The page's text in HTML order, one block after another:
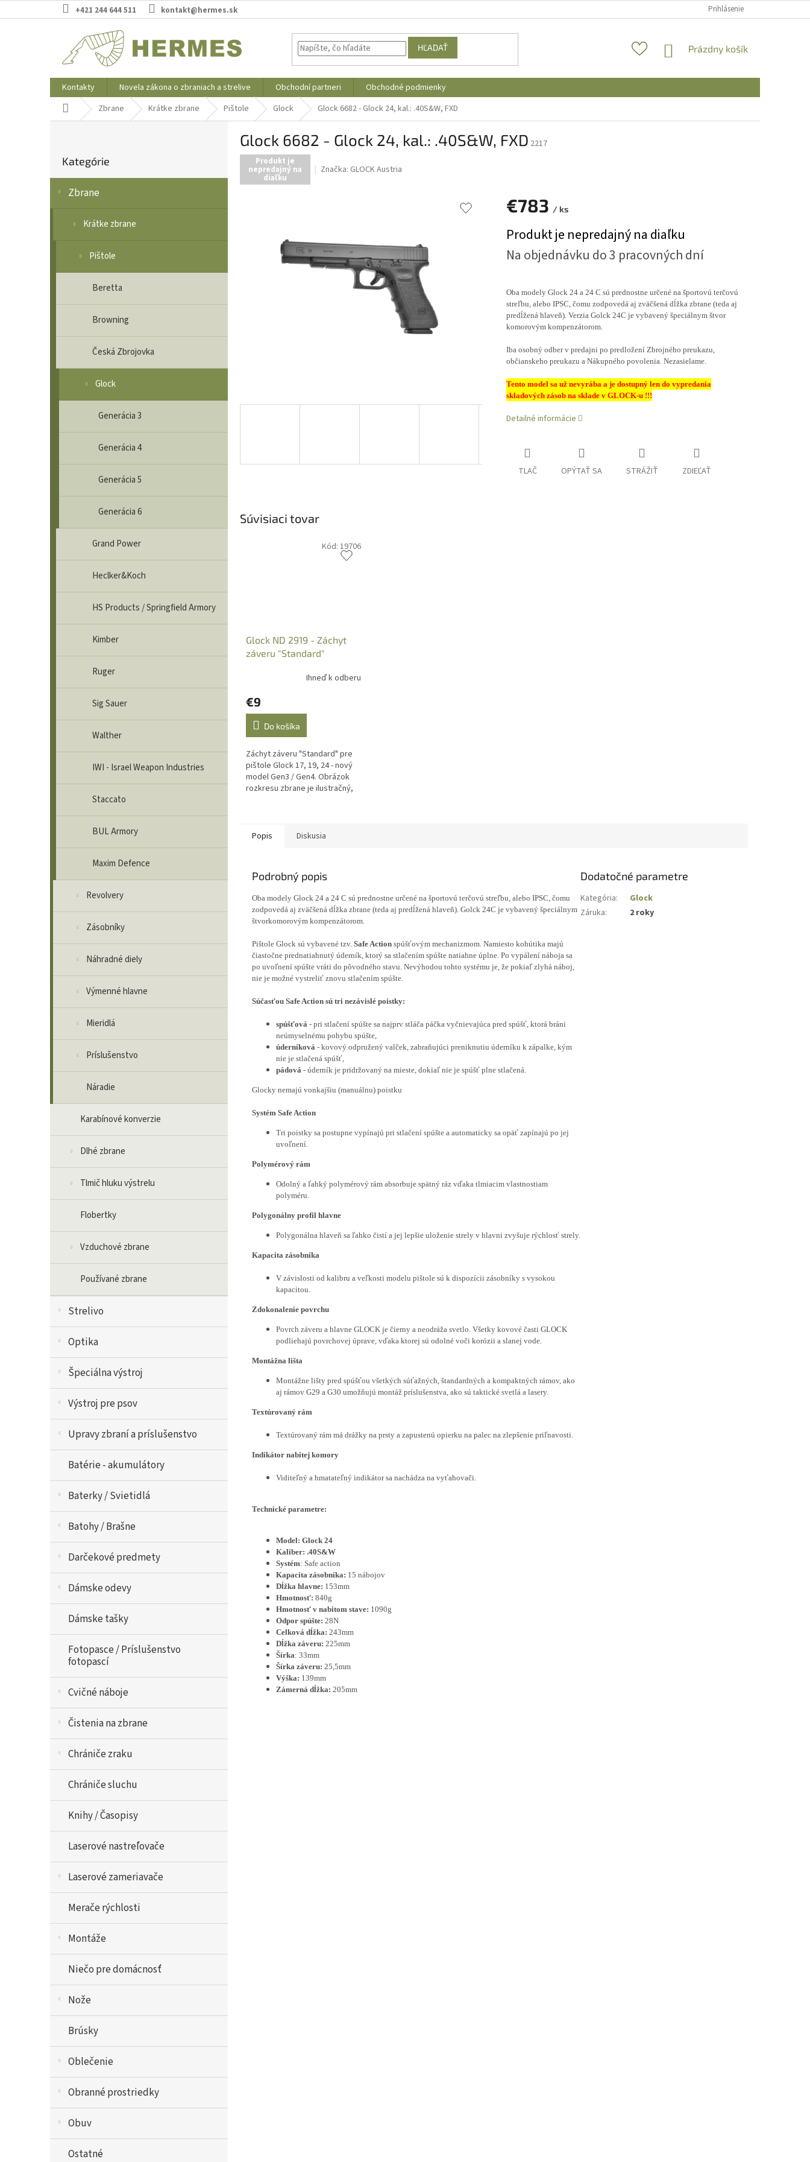
na
+421 244 644 511 kontakt@hermes.sk Prihlásenie
HĽADAŤ
NÁKUPNÝ
Prázdny košík
Kontakty Novela zákona o zbraniach a strelive Obchodní partneri
Obchodné podmienky
Domov Zbrane Krátke zbrane Pištole Glock Glock 6682 - Glock 24, kal.: .40S&W, FXD
ý
a
kategórie
Kategórie
Zbrane
Krátke zbrane
Pištole
Beretta
Browning
Česká Zbrojovka
Glock
Generácia 3
Generácia 4
Generácia 5
Generácia 6
Grand Power
Heclker&Koch
HS Products / Springfield Armory
Kimber
Ruger
Sig Sauer
Walther
IWI - Israel Weapon Industries
Staccato
BUL Armory
Maxim Defence
Revolvery
Zásobníky
Náhradné diely
Výmenné hlavne
Mieridlá
Príslušenstvo
Náradie
Karabínové konverzie
Dlhé zbrane
Tlmič hluku výstrelu
Flobertky
Vzduchové zbrane
Používané zbrane
Strelivo
Optika
Špeciálna výstroj
Výstroj pre psov
Upravy zbraní a príslušenstvo
Batérie - akumulátory
Baterky / Svietidlá
Batohy / Brašne
Darčekové predmety
Dámske odevy
Dámske tašky
Fotopasce / Príslušenstvo
fotopascí
Cvičné náboje
Čistenia na zbrane
Chrániče zraku
Chrániče sluchu
Knihy / Časopisy
Laserové nastreľovače
Laserové zameriavače
Merače rýchlosti
Montáže
Niečo pre domácnosť
Nože
Brúsky
Oblečenie
Obranné prostriedky
Obuv
Ostatné
Glock 6682 - Glock 24, kal.: .40S&W, FXD 2217
Produkt je
nepredajný na
diaľku
Značka: GLOCK Austria
€783 / ks
cena:
Produkt je nepredajný na diaľku
Na objednávku do 3 pracovných dní
Oba modely Glock 24 a 24 C sú prednostne určené na športovú terčovú
streľbu, alebo IPSC, čomu zodpovedá aj zväčšená dĺžka zbrane (teda aj
predĺžená hlaveň). Verzia Golck 24C je vybavený špeciálnym štvor
komorovým kompenzátorom.
Iba osobný odber v predajni po predložení Zbrojného preukazu,
občianskeho preukazu a Nákupného povolenia. Nezasielame.
Tento model sa už nevyrába a je dostupný len do vypredania
skladových zásob na sklade v GLOCK-u !!!
Detailné informácie
TLAČ OPÝTAŤ SA STRÁŽIŤ ZDIEĽAŤ
Súvisiaci tovar
Glock ND 2919 - Záchyt
záveru "Standard"
Ihneď k odberu
€9
Do košíka
Záchyt záveru "Standard" pre
pištole Glock 17, 19, 24 - nový
model Gen3 / Gen4. Obrázok
rozkresu zbrane je ilustračný,
Kód: 19706
Popis Diskusia
Podrobný popis
Oba modely Glock 24 a 24 C sú prednostne určené na športovú terčovú streľbu, alebo IPSC, čomu
zodpovedá aj zväčšená dĺžka zbrane (teda aj predĺžená hlaveň). Golck 24C je vybavený špeciálnym
štvorkomorovým kompenzátorom.
Pištole Glock sú vybavené tzv. Safe Action spúšťovým mechanizmom. Namiesto kohútika majú
čiastočne prednatiahnutý úderník, ktorý sa stlačením spúšte natiahne úplne. Po vypálení náboja sa
po uvoľnení spúšte vráti do pôvodného stavu. Nevýhodou tohto systému je, že pokiaľ zlyhá náboj,
nie je možné vystreliť znovu stlačením spúšte.
Súčasťou Safe Action sú tri nezávislé poistky:
spúšťová - pri stlačení spúšte sa najprv stláča páčka vyčnievajúca pred spúšť, ktorá bráni
neúmyselnému pohybu spúšte,
úderníková - kovový odpružený valček, zabraňujúci preniknutiu úderníku k zápalke, kým
nie je stlačená spúšť,
pádová - úderník je pridržovaný na mieste, dokiaľ nie je spúšť plne stlačená.
Glocky nemajú vonkajšiu (manuálnu) poistku
Systém Safe Action
Tri poistky sa postupne vypínajú pri stlačení spúšte a automaticky sa opäť zapínajú po jej
uvoľnení.
Polymérový rám
Odolný a ľahký polymérový rám absorbuje spätný ráz vďaka tlmiacim vlastnostiam
polyméru.
Polygonálny profil hlavne
Polygonálna hlaveň sa ľahko čistí a jej lepšie uloženie strely v hlavni zvyšuje rýchlosť strely.
Kapacita zásobníka
V závislosti od kalibru a veľkosti modelu pištole sú k dispozícii zásobníky s vysokou
kapacitou.
Zdokonalenie povrchu
Povrch záveru a hlavne GLOCK je čierny a neodráža svetlo. Všetky kovové časti GLOCK
podliehajú povrchovej úprave, vďaka ktorej sú odolné voči korózii a slanej vode.
Montážna lišta
Montážne lišty pred spúšťou všetkých súťažných, štandardných a kompaktných rámov, ako
aj rámov G29 a G30 umožňujú montáž príslušenstva, ako sú taktické svetlá a lasery.
Textúrovaný rám
Textúrovaný rám má drážky na prsty a zapustenú opierku na palec na zlepšenie priľnavosti.
Indikátor nabitej komory
Viditeľný a hmatateľný indikátor sa nachádza na vyťahovači.
Technické parametre:
Model: Glock 24
Kaliber: .40S&W
Systém: Safe action
Kapacita zásobníka: 15 nábojov
Dĺžka hlavne: 153mm
Hmotnosť: 840g
Hmotnosť v nabitom stave: 1090g
Odpor spúšte: 28N
Celková dĺžka: 243mm
Dĺžka záveru: 225mm
Šírka: 33mm
Šírka záveru: 25,5mm
Výška: 139mm
Zámerná dĺžka: 205mm
Dodatočné parametre
Kategória:
Glock
Záruka: 2 roky